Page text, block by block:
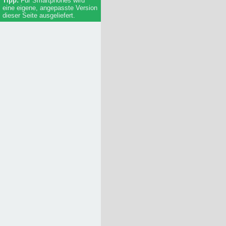
eine eigene, angepasste Version
dieser Seite ausgeliefert.